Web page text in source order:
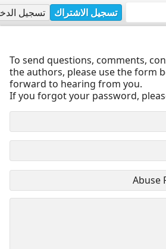
تسجيل الاشتراك تسجيل
To send questions, comments,
the authors, please use the form
forward to hearing from you.
If you forgot your password,